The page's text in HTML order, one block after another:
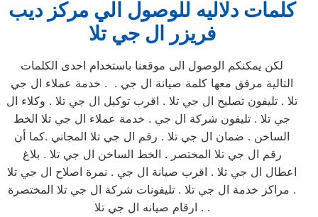
كلمات دلاليه للوصول الي مركز ديب
فريزر
ال جي تلا
لكن يمكنكم الوصول الى موقعنا باستخدام احدى الكلمات
التالية مرفق معها كلمة صيانة ال جي . . خدمة عملاء ال جي
تلا . تليفون تصليح ال جي تلا . اقرب توكيل ال جي تلا . وكلاء ال
جي تلا . تليفون شركة ال جي . خدمة عملاء ال جي تلا الخط
الساخن . ضمان ال جي تلا . رقم ال جي تلا المجاني .كما أن
رقم ال جي تلا المختصر . الخط الساخن ال جي تلا . بلاغ
اعطال ال جي تلا . اقرب صيانة ال جي . نمرة اصلاح ال جي تلا
. مراكز خدمة ال جي تلا . تليفونات شركة ال جي تلا المختصرة
. ارقام صيانه ال جي تلا .